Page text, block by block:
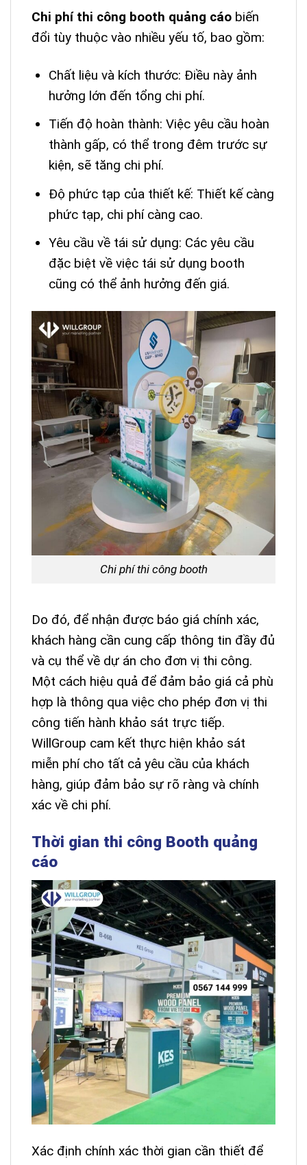
Chi phí thi công booth quảng cáo biến
đổi tùy thuộc vào nhiều yếu tố, bao gồm:
Chất liệu và kích thước: Điều này ảnh
hưởng lớn đến tổng chi phí.
Tiến độ hoàn thành: Việc yêu cầu hoàn
thành gấp, có thể trong đêm trước sự
kiện, sẽ tăng chi phí.
Độ phức tạp của thiết kế: Thiết kế càng
phức tạp, chi phí càng cao.
Yêu cầu về tái sử dụng: Các yêu cầu
đặc biệt về việc tái sử dụng booth
cũng có thể ảnh hưởng đến giá.
Chi phí thi công booth
Do đó, để nhận được báo giá chính xác,
khách hàng cần cung cấp thông tin đầy đủ
và cụ thể về dự án cho đơn vị thi công.
Một cách hiệu quả để đảm bảo giá cả phù
hợp là thông qua việc cho phép đơn vị thi
công tiến hành khảo sát trực tiếp.
WillGroup cam kết thực hiện khảo sát
miễn phí cho tất cả yêu cầu của khách
hàng, giúp đảm bảo sự rõ ràng và chính
xác về chi phí.
Thời gian thi công Booth quảng
cáo
Xác định chính xác thời gian cần thiết để